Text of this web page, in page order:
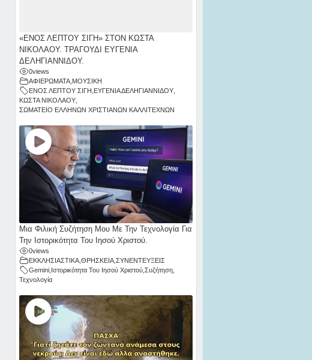
«ΕΝΟΣ ΛΕΠΤΟΥ ΣΙΓΗ» ΣΤΟΝ ΚΩΣΤΑ
ΝΙΚΟΛΑΟΥ. ΤΡΑΓΟΥΔΙ ΕΥΓΕΝΙΑ
ΔΕΛΗΓΙΑΝΝΙΔΟΥ.
0views
ΑΦΙΕΡΩΜΑΤΑ, ΜΟΥΣΙΚΗ
ΕΝΟΣ ΛΕΠΤΟΥ ΣΙΓΗ ΕΥΓΕΝΙΑ ΔΕΛΗΓΙΑΝΝΙΔΟΥ,
ΚΩΣΤΑ ΝΙΚΟΛΑΟΥ,
ΣΩΜΑΤΕΙΟ ΕΛΛΗΝΩΝ ΧΡΙΣΤΙΑΝΩΝ ΚΑΛΛΙΤΕΧΝΩΝ
Μια Φιλική Συζήτηση Μου Με Την Τεχνολογία Για
Την Ιστορικότητα Του Ιησού Χριστού.
0views
ΕΚΚΛΗΣΙΑΣΤΙΚΑ, ΘΡΗΣΚΕΙΑ, ΣΥΝΕΝΤΕΥΞΕΙΣ
Gemini, Ιστορικότητα Του Ιησού Χριστού, Συζήτηση,
Τεχνολογία